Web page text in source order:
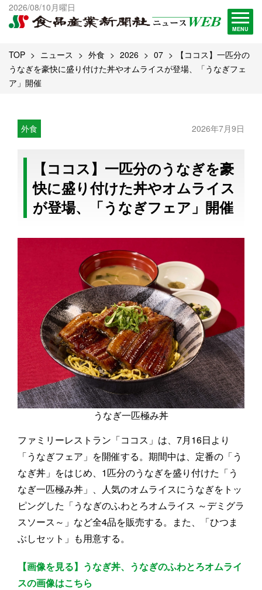
2026/08/10月曜日
MENU
出版物一覧へ
試読・購読申し込み
TOP ニュース 外食 2026 07
【ココス】一匹分の
うなぎを豪快に盛り付けた丼やオムライスが登場、「うなぎフェ
ア」開催
外食 2026年7月9日
【ココス】一匹分のうなぎを豪
快に盛り付けた丼やオムライス
が登場、「うなぎフェア」開催
うなぎ一匹極み丼
ファミリーレストラン「ココス」は、7月16日より
「うなぎフェア」を開催する。期間中は、定番の「う
なぎ丼」をはじめ、1匹分のうなぎを盛り付けた「う
なぎ一匹極み丼」、人気のオムライスにうなぎをトッ
ピングした「うなぎのふわとろオムライス ～デミグラ
スソース～」など全4品を販売する。また、「ひつま
ぶしセット」も用意する。
【画像を見る】うなぎ丼、うなぎのふわとろオムライ
スの画像はこちら